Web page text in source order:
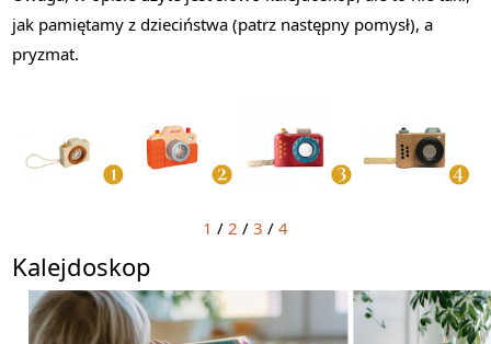
jak pamiętamy z dzieciństwa (patrz następny pomysł), a
pryzmat.
1 / 2 / 3 / 4
Kalejdoskop